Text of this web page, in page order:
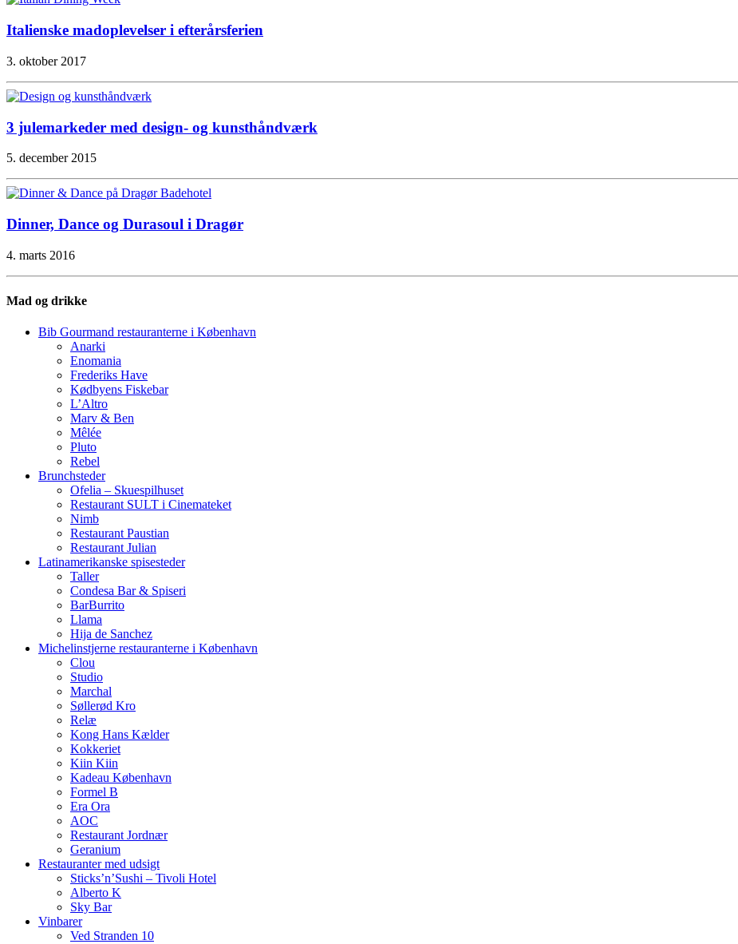
Italienske madoplevelser i efterårsferien
3. oktober 2017
3 julemarkeder med design- og kunsthåndværk
5. december 2015
Dinner, Dance og Durasoul i Dragør
4. marts 2016
Mad og drikke
Bib Gourmand restauranterne i København
Anarki
Enomania
Frederiks Have
Kødbyens Fiskebar
L’Altro
Marv & Ben
Mêlée
Pluto
Rebel
Brunchsteder
Ofelia – Skuespilhuset
Restaurant SULT i Cinemateket
Nimb
Restaurant Paustian
Restaurant Julian
Latinamerikanske spisesteder
Taller
Condesa Bar & Spiseri
BarBurrito
Llama
Hija de Sanchez
Michelinstjerne restauranterne i København
Clou
Studio
Marchal
Søllerød Kro
Relæ
Kong Hans Kælder
Kokkeriet
Kiin Kiin
Kadeau København
Formel B
Era Ora
AOC
Restaurant Jordnær
Geranium
Restauranter med udsigt
Sticks’n’Sushi – Tivoli Hotel
Alberto K
Sky Bar
Vinbarer
Ved Stranden 10